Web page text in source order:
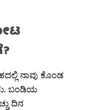
ನಾವು ಕೊಂಡ
ಬಂಡಿಯ
ದಿನ